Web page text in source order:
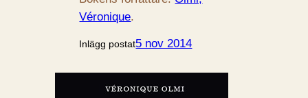
Véronique.
Inlägg postat5 nov 2014